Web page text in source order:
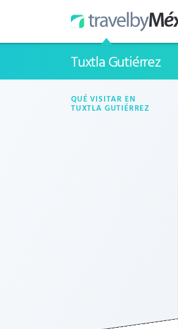
Tuxtla Gutiérrez
QUÉ VISITAR EN
TUXTLA GUTIÉRREZ